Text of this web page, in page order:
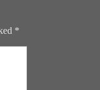
*